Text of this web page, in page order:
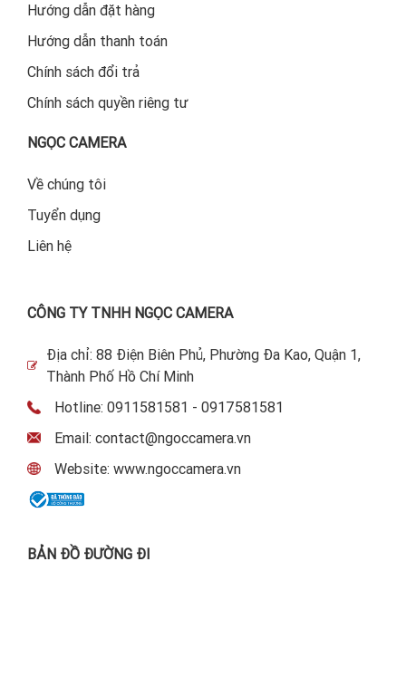
Hướng dẫn đặt hàng
Hướng dẫn thanh toán
Chính sách đổi trả
Chính sách quyền riêng tư
NGỌC CAMERA
Về chúng tôi
Tuyển dụng
Liên hệ
CÔNG TY TNHH NGỌC CAMERA
Địa chỉ: 88 Điện Biên Phủ, Phường Đa Kao, Quận 1,
Thành Phố Hồ Chí Minh
Hotline: 0911581581 - 0917581581
Email: contact@ngoccamera.vn
Website: www.ngoccamera.vn
BẢN ĐỒ ĐƯỜNG ĐI